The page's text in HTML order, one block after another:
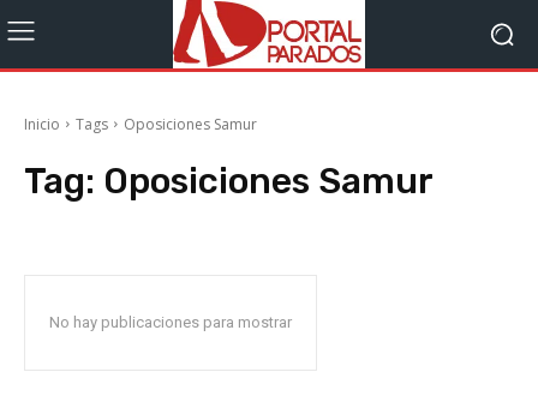
Inicio Tags Oposiciones Samur
Tag: Oposiciones Samur
No hay publicaciones para mostrar